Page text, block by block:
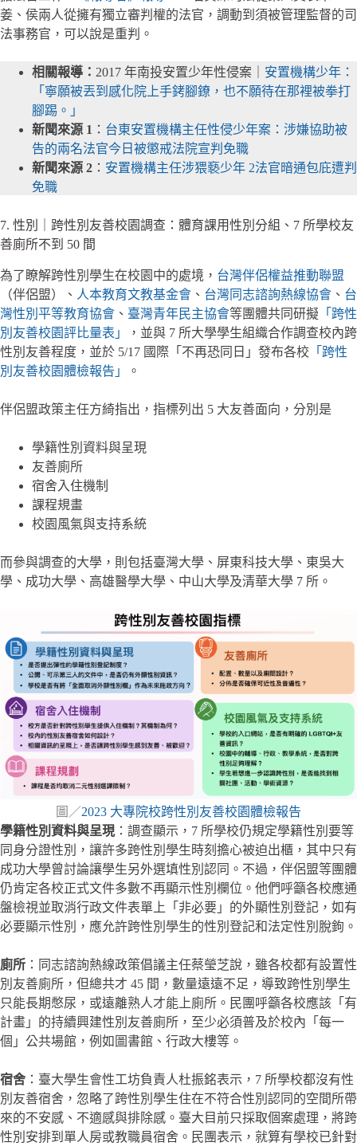
姜、侯兩人從擁有獨立審判權的法官，調動到須被管理監督的司
法事務官，可以說是重判。
相關報導： 2017 年南投安置少年性侵案｜ 安置機構少年：
「寧願被丟到感化院上手銬腳鐐，也不願待在那裡被拳打
腳踢。」
新聞來源 1 ： 台東安置機構主任性侵少年案：涉嫌協助被
告的兩名法官今日被懲戒法院宣判免職
新聞來源 2 ： 安置機構主任涉猥褻少年 2法官暗通包庇遭判
免職
7. 性別｜跨性別友善校園調查：體育課用性別分組、7 所學校友
善廁所不到 50 間
為了瞭解跨性別學生在校園中的處境， 台灣伴侶權益推動聯盟
（伴侶盟）、 人本教育文教基金會 、 台灣同志諮詢熱線協會 、 台
灣性別平等教育協會 、 臺灣青年民主協會等團體共同研擬 「跨性
別友善校園評比量表」
，並與 7 所大學學生組織合作調查校內跨
性別友善程度，並於 5/17 國際「不再恐同日」發布各校 「跨性
別友善校園體檢報告」
。
伴侶盟政策主任方綺指出，指標列出 5 大友善面向，分別是
學籍性別資料與呈現
友善廁所
宿舍入住機制
課程規畫
校園風氣與支持系統
而參與調查的大學，則包括臺灣大學、屏東科技大學、東吳大
學、成功大學、高雄醫學大學、中山大學及清華大學 7 所。
圖／2023 大專院校跨性別友善校園體檢報告
學籍性別資料與呈現 ：調查顯示，7 所學校仍規定學籍性別要等
同身分證性別，讓許多跨性別學生時刻擔心被迫出櫃，其中只有
成功大學曾討論讓學生另外選填性別認同。不過，伴侶盟等團體
仍肯定各校正式文件多數不再顯示性別欄位。他們呼籲各校應通
盤檢視並取消行政文件表單上「非必要」的外顯性別登記，如有
必要顯示性別，應允許跨性別學生的性別登記和法定性別脫鉤。
廁所 ：同志諮詢熱線政策倡議主任蔡瑩芝說，雖各校都有設置性
別友善廁所，但總共才 45 間，數量遠遠不足，導致跨性別學生
只能長期憋尿，或遠離熟人才能上廁所。民團呼籲各校應該「有
計畫」的持續興建性別友善廁所，至少必須普及於校內「每一
個」公共場館，例如圖書館、行政大樓等。
宿舍 ：臺大學生會性工坊負責人杜振銘表示，7 所學校都沒有性
別友善宿舍，忽略了跨性別學生住在不符合性別認同的空間所帶
來的不安感、不適感與排除感。臺大目前只採取個案處理，將跨
性別安排到單人房或教職員宿舍。民團表示，就算有學校已針對